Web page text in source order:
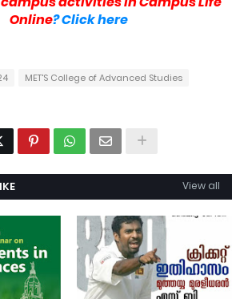
Online? Click here
MET'S College of Advanced Studies
View all